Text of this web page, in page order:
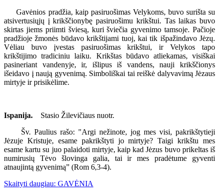
Gavėnios pradžia, kaip pasiruošimas Velykoms, buvo surišta su
atsivertusiųjų į krikščionybę pasiruošimu krikštui. Tas laikas buvo
skirtas jiems priimti šviesą, kuri šviečia gyvenimo tamsoje. Pačioje
pradžioje žmonės būdavo krikštijami tuoj, kai tik išpažindavo Jėzų.
Vėliau buvo įvestas pasiruošimas krikštui, ir Velykos tapo
krikštijimo tradiciniu laiku. Krikštas būdavo atliekamas, visiškai
pasineriant vandenyje, ir, išlipus iš vandens, nauji krikščionys
išeidavo į naują gyvenimą. Simboliškai tai reiškė dalyvavimą Jėzaus
mirtyje ir prisikėlime.
Ispanija. Stasio Žilevičiaus nuotr.
Šv. Paulius rašo: "Argi nežinote, jog mes visi, pakrikštytieji
Jėzuje Kristuje, esame pakrikštyti jo mirtyje? Taigi krikštu mes
esame kartu su juo palaidoti mirtyje, kaip kad Jėzus buvo prikeltas iš
numirusių Tėvo šlovinga galia, tai ir mes pradėtume gyventi
atnaujintą gyvenimą” (Rom 6,3-4).
Skaityti daugiau: GAVĖNIA